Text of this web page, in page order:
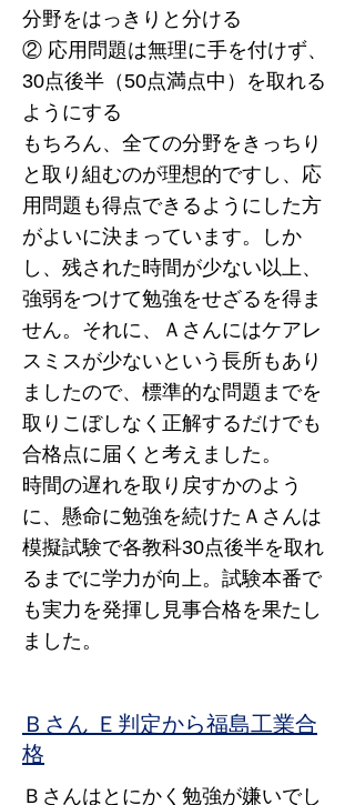
分野をはっきりと分ける
② 応用問題は無理に手を付けず、
30点後半（50点満点中）を取れる
ようにする
もちろん、全ての分野をきっちり
と取り組むのが理想的ですし、応
用問題も得点できるようにした方
がよいに決まっています。しか
し、残された時間が少ない以上、
強弱をつけて勉強をせざるを得ま
せん。それに、Ａさんにはケアレ
スミスが少ないという長所もあり
ましたので、標準的な問題までを
取りこぼしなく正解するだけでも
合格点に届くと考えました。
時間の遅れを取り戻すかのよう
に、懸命に勉強を続けたＡさんは
模擬試験で各教科30点後半を取れ
るまでに学力が向上。試験本番で
も実力を発揮し見事合格を果たし
ました。
Ｂさん Ｅ判定から福島工業合
格
Ｂさんはとにかく勉強が嫌いでし